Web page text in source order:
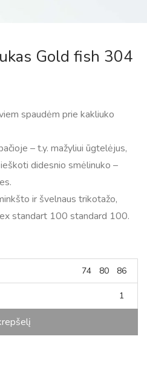
Gold fish 304
spaudėm prie kakliuko
– t.y. mažyliui ūgtelėjus,
didesnio smėlinuko –
ir švelnaus trikotažo,
standart 100 standard 100.
74 80 86